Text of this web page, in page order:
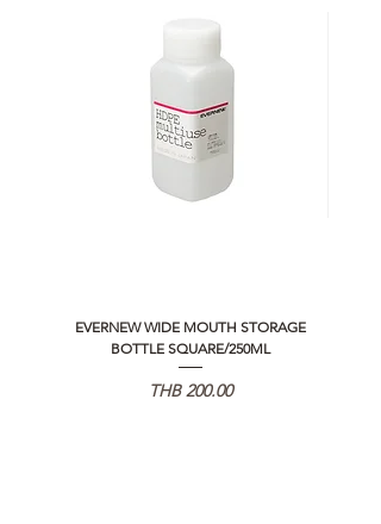
EVERNEW WIDE MOUTH STORAGE
BOTTLE SQUARE/250ML
가격
THB 200.00